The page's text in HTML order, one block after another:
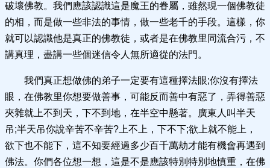
破壞佛教。我們應該認識這是魔王的眷屬，雖然現一個佛教徒
的相，而是做一些非法的事情，做一些老千的手段。這樣，你
就可以認識他是真正的佛教徒，或者是在佛教里同流合污，不
講真理，盡講一些個迷信令人無所適從的法門。
我們真正想做佛的弟子一定要有這種擇法眼;你沒有擇法
眼，在佛教里你想要做善事，可能反而善中有惡了，弄得善惡
夾雜就上不到天，下不到地，在半空中懸著。廣東人叫半天
吊;半天吊你說辛苦不辛苦?上不上，下不下;欲上就不能上，
欲下也不能下，這不知要經過多少百千萬劫才能有機會再遇到
佛法。你們各位想一想，這是不是應該特別特別地慎重，在佛